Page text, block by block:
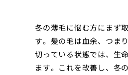
冬の薄毛に悩む方にまず
す。髪の毛は血余、つま
切っている状態では、生
ます。これを改善し、冬